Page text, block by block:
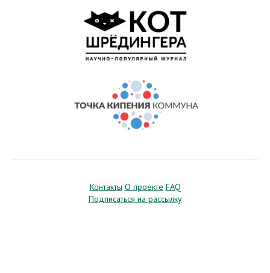
Контакты О проекте FAQ
Подписаться на рассылку